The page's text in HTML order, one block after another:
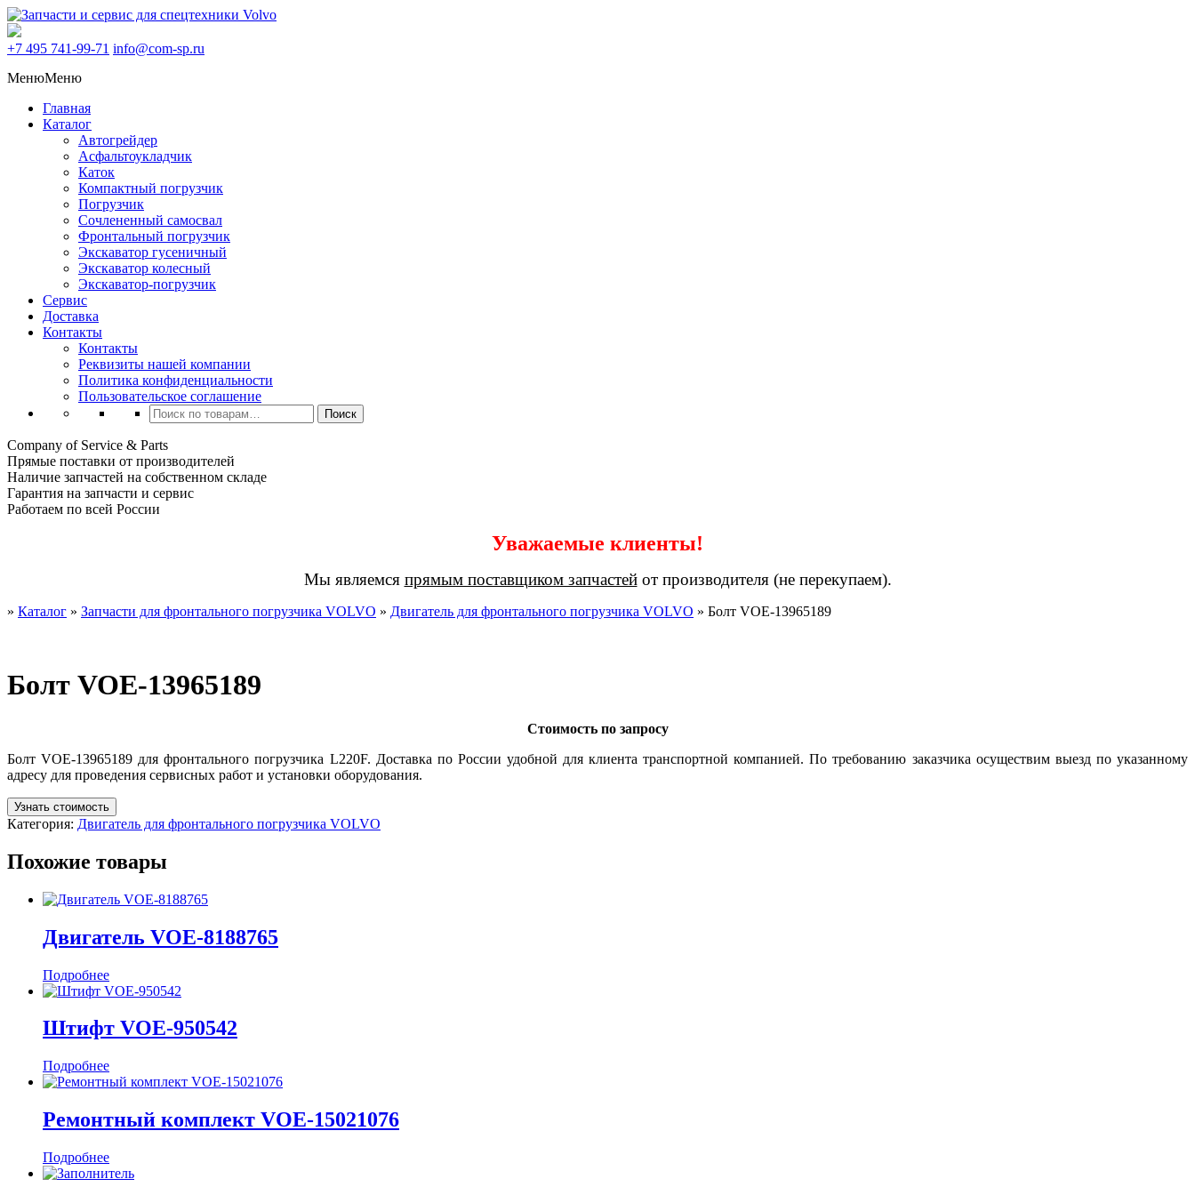
+7 495 741-99-71 info@com-sp.ru
МенюМеню
Главная
Каталог
Автогрейдер
Асфальтоукладчик
Каток
Компактный погрузчик
Погрузчик
Сочлененный самосвал
Фронтальный погрузчик
Экскаватор гусеничный
Экскаватор колесный
Экскаватор-погрузчик
Сервис
Доставка
Контакты
Контакты
Реквизиты нашей компании
Политика конфиденциальности
Пользовательское соглашение
Искать:
Поиск
Company of Service & Parts
Прямые поставки от производителей
Наличие запчастей на собственном складе
Гарантия на запчасти и сервис
Работаем по всей России
Уважаемые клиенты!
Мы являемся прямым поставщиком запчастейот производителя (не перекупаем).
» Каталог » Запчасти для фронтального погрузчика VOLVO » Двигатель для фронтального погрузчика VOLVO » Болт VOE-13965189
Болт VOE-13965189
Стоимость по запросу
Болт VOE-13965189 для фронтального погрузчика L220F. Доставка по России удобной для клиента транспортной компанией. По требованию заказчика осуществим выезд по указанному
адресу для проведения сервисных работ и установки оборудования.
Узнать стоимость
Категория: Двигатель для фронтального погрузчика VOLVO
Похожие товары
Двигатель VOE-8188765
Подробнее
Штифт VOE-950542
Подробнее
Ремонтный комплект VOE-15021076
Подробнее